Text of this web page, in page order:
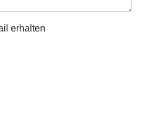
erhalten